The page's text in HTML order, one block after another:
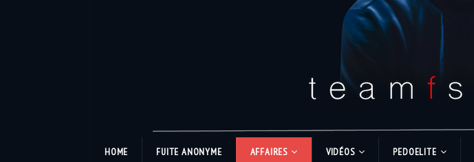
HOME FUITE ANONYME AFFAIRES VIDÉOS PEDOELITE